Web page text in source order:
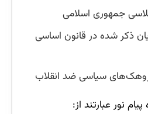
جمهوری اسلامی
ذکر شده در قانون اساسی
سیاسی ضد انقلاب
نور عبارتند از: